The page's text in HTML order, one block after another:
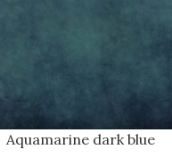
Aquamarine dark blue